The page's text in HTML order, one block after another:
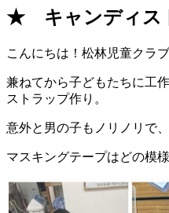
★ キャンディス
こんにちは！松林児童クラブ
兼ねてから子どもたちに工
ストラップ作り。
意外と男の子もノリノリで
マスキングテープはどの模